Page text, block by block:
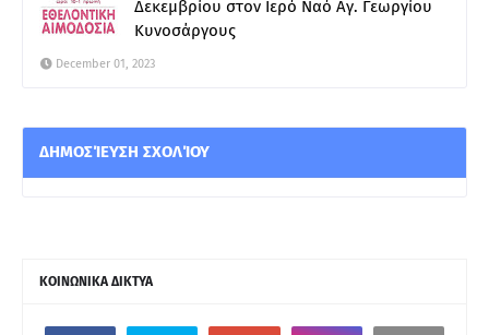
Δεκεμβρίου στον Ιερό Ναό Αγ. Γεωργίου
Κυνοσάργους
December 01, 2023
ΔΗΜΟΣΊΕΥΣΗ ΣΧΟΛΊΟΥ
ΚΟΙΝΩΝΙΚΑ ΔΙΚΤΥΑ